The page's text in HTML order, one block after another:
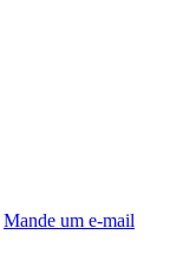
Mande um e-mail